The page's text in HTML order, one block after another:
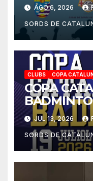
AGO 6, 2026
SORDS DE
CLUBS COPA
COPA
2026
JUL 13, 2026
SORDS DE